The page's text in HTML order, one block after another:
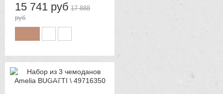
15 741 руб 17 888
руб
-12%